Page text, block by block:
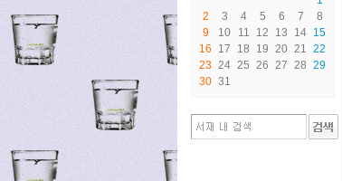
2
3 4 5 6 7
8
9
10 11 12 13 14 15
16
17 18 19 20 21
22
23 24 25 26 27 28 29
30 31